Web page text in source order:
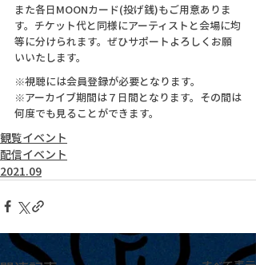
また各日MOONカード(投げ銭)もご用意ありま
す。チケット代と同様にアーティストと会場に均
等に分けられます。ぜひサポートよろしくお願
いいたします。
※視聴には会員登録が必要となります。
※アーカイブ期間は７日間となります。その間は
何度でも見ることができます。
観覧イベント
配信イベント
2021.09